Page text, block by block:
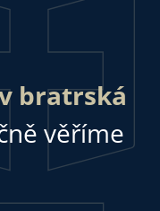
bratrská
věříme